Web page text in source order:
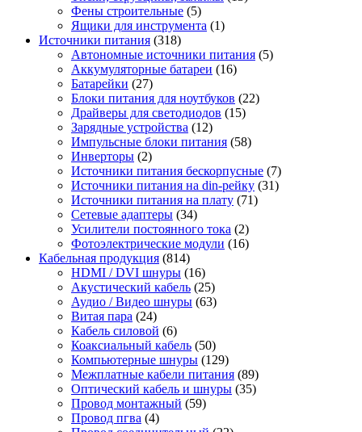
Фены строительные (5)
Ящики для инструмента (1)
Источники питания (318)
Автономные источники питания (5)
Аккумуляторные батареи (16)
Батарейки (27)
Блоки питания для ноутбуков (22)
Драйверы для светодиодов (15)
Зарядные устройства (12)
Импульсные блоки питания (58)
Инверторы (2)
Источники питания бескорпусные (7)
Источники питания на din-рейку (31)
Источники питания на плату (71)
Сетевые адаптеры (34)
Усилители постоянного тока (2)
Фотоэлектрические модули (16)
Кабельная продукция (814)
HDMI / DVI шнуры (16)
Акустический кабель (25)
Аудио / Видео шнуры (63)
Витая пара (24)
Кабель силовой (6)
Коаксиальный кабель (50)
Компьютерные шнуры (129)
Межплатные кабели питания (89)
Оптический кабель и шнуры (35)
Провод монтажный (59)
Провод пгва (4)